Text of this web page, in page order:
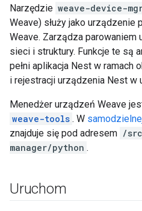
Narzędzie weave-device-
Weave) służy jako
Weave. Zarządza parowaniem
sieci i struktury. Funkcje te są
pełni aplikacja Nest w ramach
i rejestracji urządzenia Nest w
Menedżer urządzeń Weave
weave-tools . W
znajduje się pod adresem /
manager/python .
Uruchom